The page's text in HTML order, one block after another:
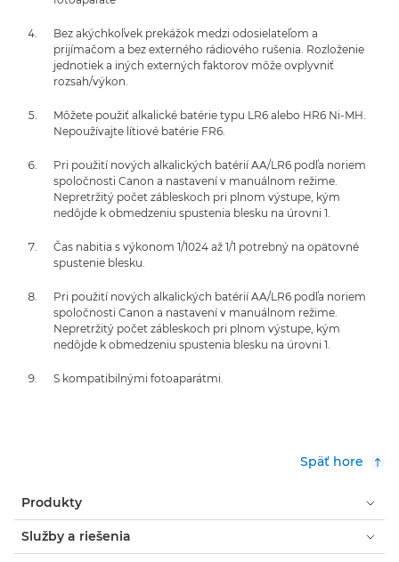
Bez akýchkoľvek prekážok medzi odosielateľom a
prijímačom a bez externého rádiového rušenia. Rozloženie
jednotiek a iných externých faktorov môže ovplyvniť
rozsah/výkon.
Môžete použiť alkalické batérie typu LR6 alebo HR6 Ni-MH.
Nepoužívajte lítiové batérie FR6.
Pri použití nových alkalických batérií AA/LR6 podľa noriem
spoločnosti Canon a nastavení v manuálnom režime.
Nepretržitý počet zábleskoch pri plnom výstupe, kým
nedôjde k obmedzeniu spustenia blesku na úrovni 1.
Čas nabitia s výkonom 1/1024 až 1/1 potrebný na opätovné
spustenie blesku.
Pri použití nových alkalických batérií AA/LR6 podľa noriem
spoločnosti Canon a nastavení v manuálnom režime.
Nepretržitý počet zábleskoch pri plnom výstupe, kým
nedôjde k obmedzeniu spustenia blesku na úrovni 1.
S kompatibilnými fotoaparátmi.
Späť hore
Produkty
Služby a riešenia